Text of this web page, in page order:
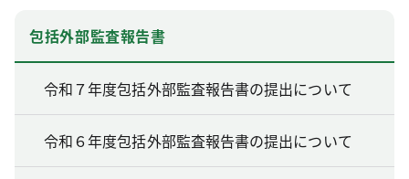
包括外部監査報告書
令和７年度包括外部監査報告書の提出について
令和６年度包括外部監査報告書の提出について